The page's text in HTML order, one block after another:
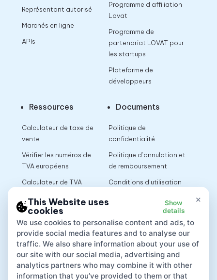
Représentant autorisé
Marchés en ligne
APIs
Programme d affiliation
Lovat
Programme de
partenariat LOVAT pour
les startups
Plateforme de
développeurs
Ressources
Calculateur de taxe de
vente
Vérifier les numéros de
TVA européens
Calculateur de TVA
Documents
Politique de
confidentialité
Politique d’annulation et
de remboursement
Conditions d’utilisation
×
This Website uses
cookies
Show
details
We use cookies to personalise content and ads, to
provide social media features and to analyse our
traffic. We also share information about your use of
our site with our social media, advertising and
analytics partners who may combine it with other
information that you’ve provided to them or that